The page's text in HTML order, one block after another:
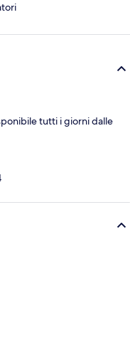
tutti i giorni dalle